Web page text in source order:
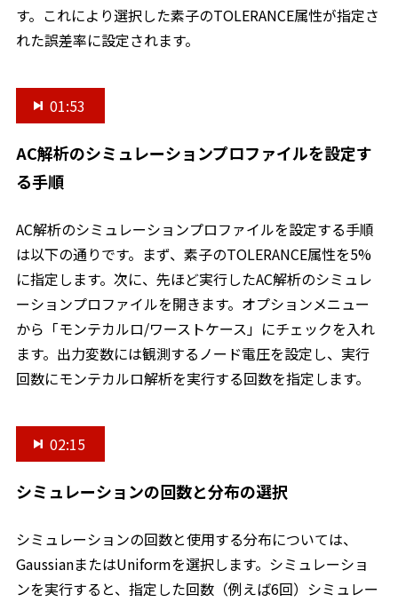
す。これにより選択した素子のTOLERANCE属性が指定さ
れた誤差率に設定されます。
01:53
AC解析のシミュレーションプロファイルを設定す
る手順
AC解析のシミュレーションプロファイルを設定する手順
は以下の通りです。まず、素子のTOLERANCE属性を5%
に指定します。次に、先ほど実行したAC解析のシミュレ
ーションプロファイルを開きます。オプションメニュー
から「モンテカルロ/ワーストケース」にチェックを入れ
ます。出力変数には観測するノード電圧を設定し、実行
回数にモンテカルロ解析を実行する回数を指定します。
02:15
シミュレーションの回数と分布の選択
シミュレーションの回数と使用する分布については、
GaussianまたはUniformを選択します。シミュレーショ
ンを実行すると、指定した回数（例えば6回）シミュレー